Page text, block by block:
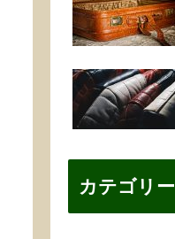
カテゴリー